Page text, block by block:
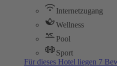
Internetzugang
Wellness
Pool
Sport
Für dieses Hotel liegen 7